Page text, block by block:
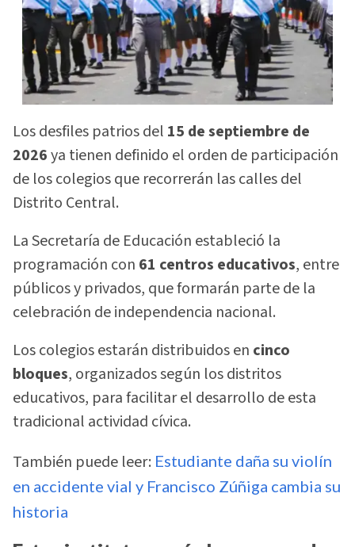
Los desfiles patrios del 15 de septiembre de
2026ya tienen definido el orden de participación
de los colegios que recorrerán las calles del
Distrito Central.
La Secretaría de Educación estableció la
programación con 61 centros educativos, entre
públicos y privados, que formarán parte de la
celebración de independencia nacional.
Los colegios estarán distribuidos en cinco
bloques, organizados según los distritos
educativos, para facilitar el desarrollo de esta
tradicional actividad cívica.
También puede leer: Estudiante daña su violín
en accidente vial y Francisco Zúñiga cambia su
historia